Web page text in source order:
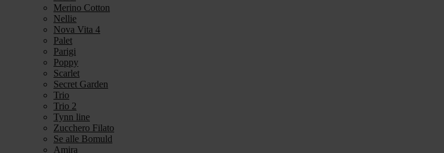
Merino Cotton
Nellie
Nova Vita 4
Palet
Parigi
Poppy
Scarlet
Secret Garden
Trio
Trio 2
Tynn line
Zucchero Filato
Se alle Bomuld
Amira